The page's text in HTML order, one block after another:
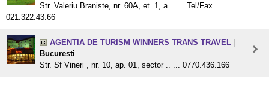
Str. Valeriu Braniste, nr. 60A, et. 1, a .. ... Tel/Fax
021.322.43.66
AGENTIA DE TURISM WINNERS TRANS TRAVEL
Bucuresti
Str. Sf Vineri , nr. 10, ap. 01, sector .. ... 0770.436.166